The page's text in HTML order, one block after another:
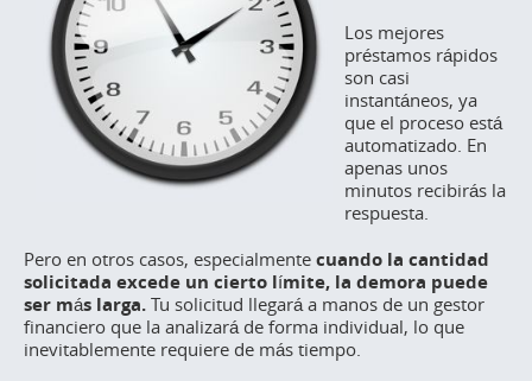
Los mejores
préstamos rápidos
son casi
instantáneos, ya
que el proceso está
automatizado. En
apenas unos
minutos recibirás la
respuesta.
Pero en otros casos, especialmente cuando la cantidad
solicitada excede un cierto límite, la demora puede
ser más larga. Tu solicitud llegará a manos de un gestor
financiero que la analizará de forma individual, lo que
inevitablemente requiere de más tiempo.